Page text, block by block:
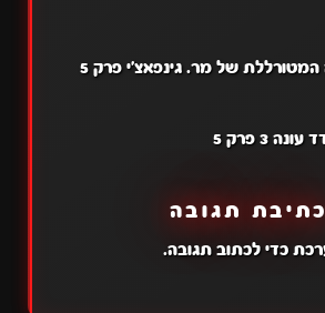
של מר. גינפאצ'י פרק 5
3 פרק 5
כתיבת תגובה
כדי לכתוב תגובה.